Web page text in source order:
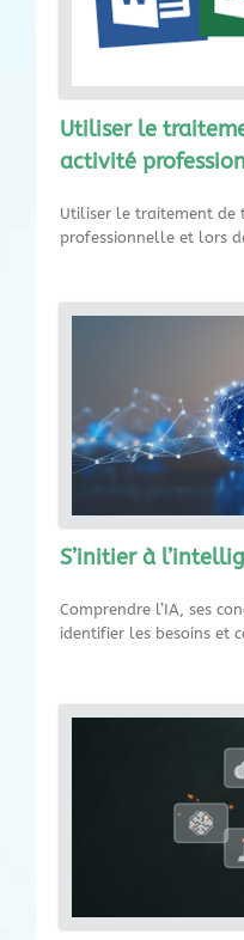
Utiliser le
activité
Utiliser le traitement de
professionnelle et lors
S’initier à
Comprendre l’IA, ses
identifier les besoins et